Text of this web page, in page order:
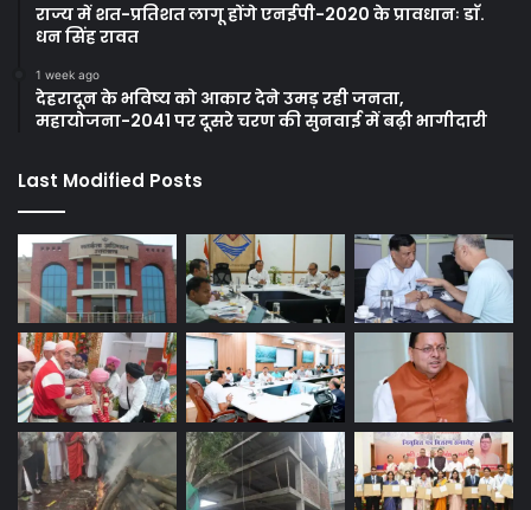
राज्य में शत-प्रतिशत लागू होंगे एनईपी-2020 के प्रावधानः डाॅ.
धन सिंह रावत
1 week ago
देहरादून के भविष्य को आकार देने उमड़ रही जनता,
महायोजना-2041 पर दूसरे चरण की सुनवाई में बढ़ी भागीदारी
Last Modified Posts